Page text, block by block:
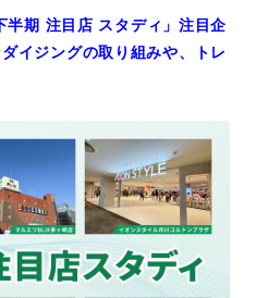
期 注目店 スタディ」注目企
イジングの取り組みや、トレ